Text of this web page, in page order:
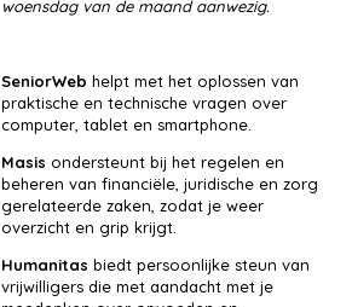
woensdag van de maand aanwezig.
SeniorWeb helpt met het oplossen van
praktische en technische vragen over
computer, tablet en smartphone.
Masis ondersteunt bij het regelen en
beheren van financiële, juridische en zorg
gerelateerde zaken, zodat je weer
overzicht en grip krijgt.
Humanitas biedt persoonlijke steun van
vrijwilligers die met aandacht met je